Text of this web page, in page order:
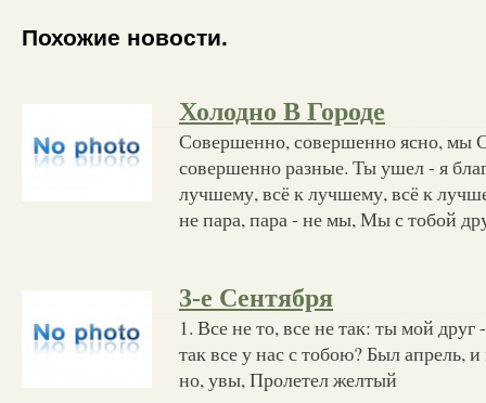
Похожие новости.
Холодно В Городе
Совершенно, совершенно ясно, мы
совершенно разные. Ты ушел - я
лучшему, всё к лучшему, всё к
не пара, пара - не мы, Мы с тобой
3-е Сентября
1. Все не то, все не так: ты мой друг
так все у нас с тобою? Был апрель,
но, увы, Пролетел желтый